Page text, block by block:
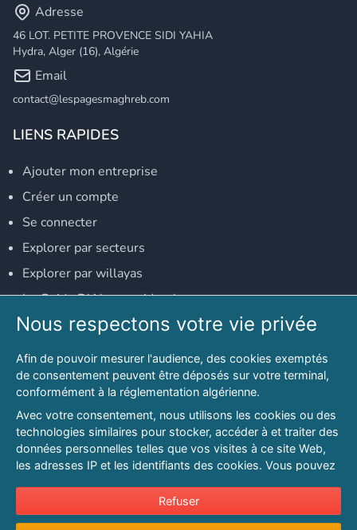
Adresse
46 LOT. PETITE PROVENCE SIDI YAHIA
Hydra, Alger (16), Algérie
Email
contact@lespagesmaghreb.com
LIENS RAPIDES
Ajouter mon entreprise
Créer un compte
Se connecter
Explorer par secteurs
Explorer par willayas
Le Guide D'Alger, guide-alger.com
NOS RÉSEAUX SOCIAUX
Notre page Facebook
Notre page LinkedIn
Notre page Instagram
Notre page Twitter
© 2026 PAGESMAGHREB.COM. ALL RIGHTS RESERVED
Nous respectons votre vie privée
Afin de pouvoir mesurer l'audience, des cookies exemptés
de consentement peuvent être déposés sur votre terminal,
conformément à la réglementation algérienne.
Avec votre consentement, nous utilisons les cookies ou des
technologies similaires pour stocker, accéder à et traiter des
données personnelles telles que vos visites à ce site Web,
les adresses IP et les identifiants des cookies. Vous pouvez
sur l'intérêt légitime à tout moment en cliquant sur « Refuser
».
Refuser